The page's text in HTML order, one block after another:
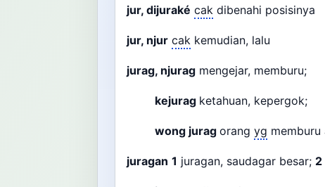
jur, dijuraké cak dibenahi posisinya
jur, njur cak kemudian, lalu
jurag, njurag mengejar, memburu;
kejurag ketahuan, kepergok;
wong jurag orang yg memburu
juragan 1 juragan, saudagar besar; 2